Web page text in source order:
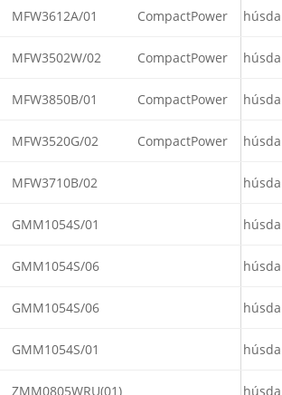
MFW3612A/01 CompactPower
MFW3502W/02 CompactPower
MFW3850B/01 CompactPower
MFW3520G/02 CompactPower
MFW3710B/02
GMM1054S/01
GMM1054S/06
GMM1054S/06
GMM1054S/01
ZMM0805WRU(01)